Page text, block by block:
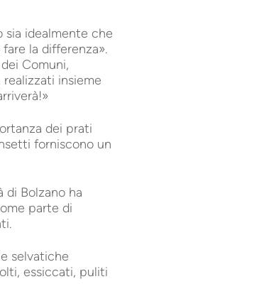
sia idealmente che
la differenza».
Comuni,
insieme
dei prati
forniscono un
di Bolzano ha
parte di
selvatiche
essiccati, puliti